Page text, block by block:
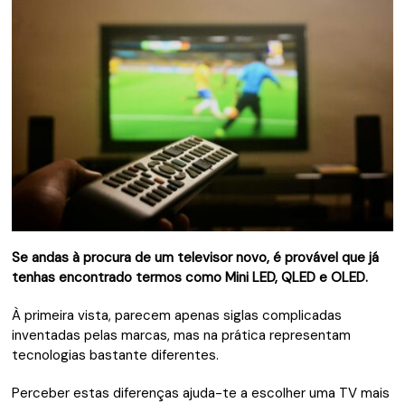
Se andas à procura de um televisor novo, é provável que já
tenhas encontrado termos como Mini LED, QLED e OLED.
À primeira vista, parecem apenas siglas complicadas
inventadas pelas marcas, mas na prática representam
tecnologias bastante diferentes.
Perceber estas diferenças ajuda-te a escolher uma TV mais